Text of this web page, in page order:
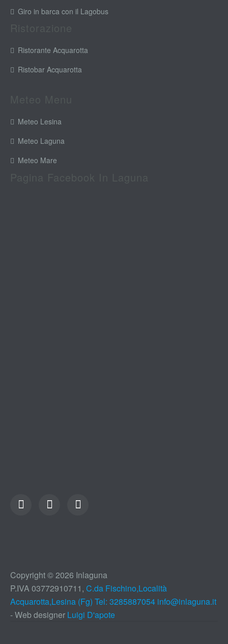
Giro in barca con il Lagobus
Ristorante Acquarotta
Ristobar Acquarotta
Meteo Lesina
Meteo Laguna
Meteo Mare
Copyright © 2026 Inlaguna
P.IVA 03772910711, C.da Fischino,Località
Acquarotta,Lesina (Fg) Tel: 3285887054 info@inlaguna.it
- Web designer Luigi D'apote